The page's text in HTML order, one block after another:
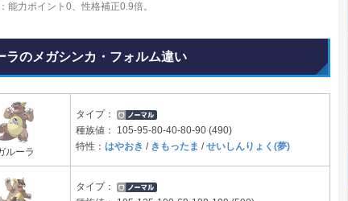
能力ポイント0、性格補正0.9倍。
ラのメガシンカ・フォルム違い
ルーラ
タイプ：
種族値：
105-95-80-40-80-90 (490)
特性： はやおき / きもったま /せいしんりょく(夢)
タイプ：